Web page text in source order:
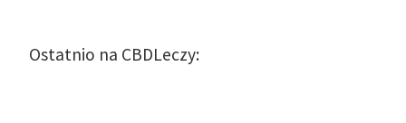
Ostatnio na CBDLeczy: